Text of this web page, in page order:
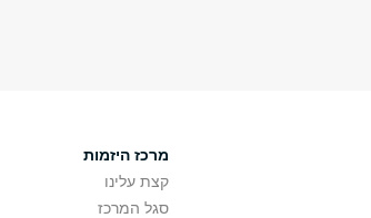
מרכז היזמות
קצת עלינו
סגל המרכז